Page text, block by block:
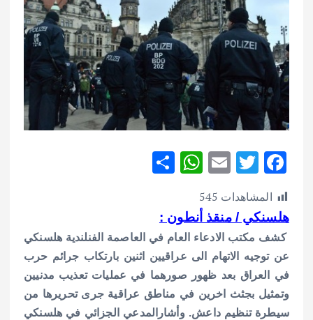
F
ac
e
b
o
o
k
T
w
it
te
r
E
m
ai
l
W
at
s
A
p
p
e
المشاهدات 545
هلسنكي / منقذ أنطون :
كشف مكتب الادعاء العام في العاصمة الفنلندية هلسنكي
عن توجيه الاتهام الى عراقيين اثنين بارتكاب جرائم حرب
في العراق بعد ظهور صورهما في عمليات تعذيب مدنيين
وتمثيل بجثث اخرين في مناطق عراقية جرى تحريرها من
سيطرة تنظيم داعش. وأشارالمدعي الجزائي في هلسنكي